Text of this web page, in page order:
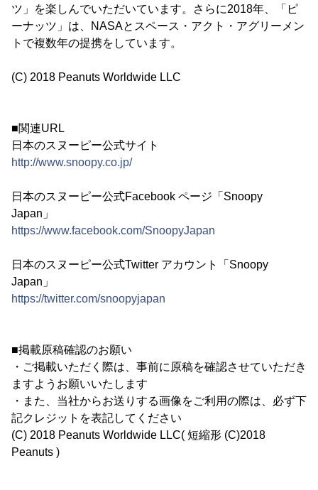
ツ」を楽しんでいただいています。さらに2018年、「ピ
ーナッツ」は、NASAとスペース・アクト・アグリーメン
トで複数年の提携をしています。
(C) 2018 Peanuts Worldwide LLC
■関連URL
日本のスヌーピー公式サイト
http://www.snoopy.co.jp/
日本のスヌーピー公式Facebook ページ「Snoopy
Japan」
https://www.facebook.com/SnoopyJapan
日本のスヌーピー公式Twitter アカウント「Snoopy
Japan」
https://twitter.com/snoopyjapan
■掲載原稿確認のお願い
・ご掲載いただく際は、事前に原稿を確認させていただき
ますようお願いいたします
・また、当社からお送りする画像をご利用の際は、必ず下
記クレジットを表記してください
(C) 2018 Peanuts Worldwide LLC( 短縮形 (C)2018
Peanuts )